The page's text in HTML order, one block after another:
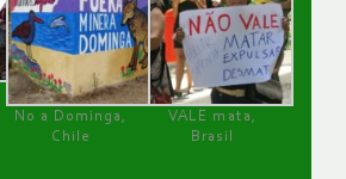
No a Dominga,
Chile
VALE mata,
Brasil